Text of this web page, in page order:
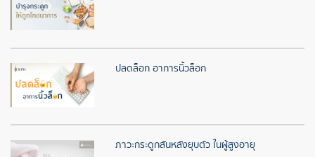
ปลดล็อก อาการนิ้วล็อก
ภาวะกระดูกสันหลังยุบตัว ในผู้สูงอายุ